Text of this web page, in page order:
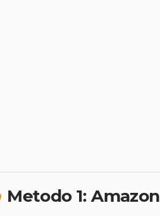
Metodo 1: